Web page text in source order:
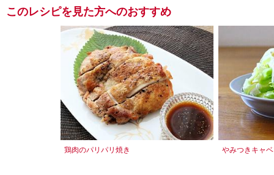
このレシピを見た方へのおすすめ
鶏肉のパリパリ焼き やみつきキャ